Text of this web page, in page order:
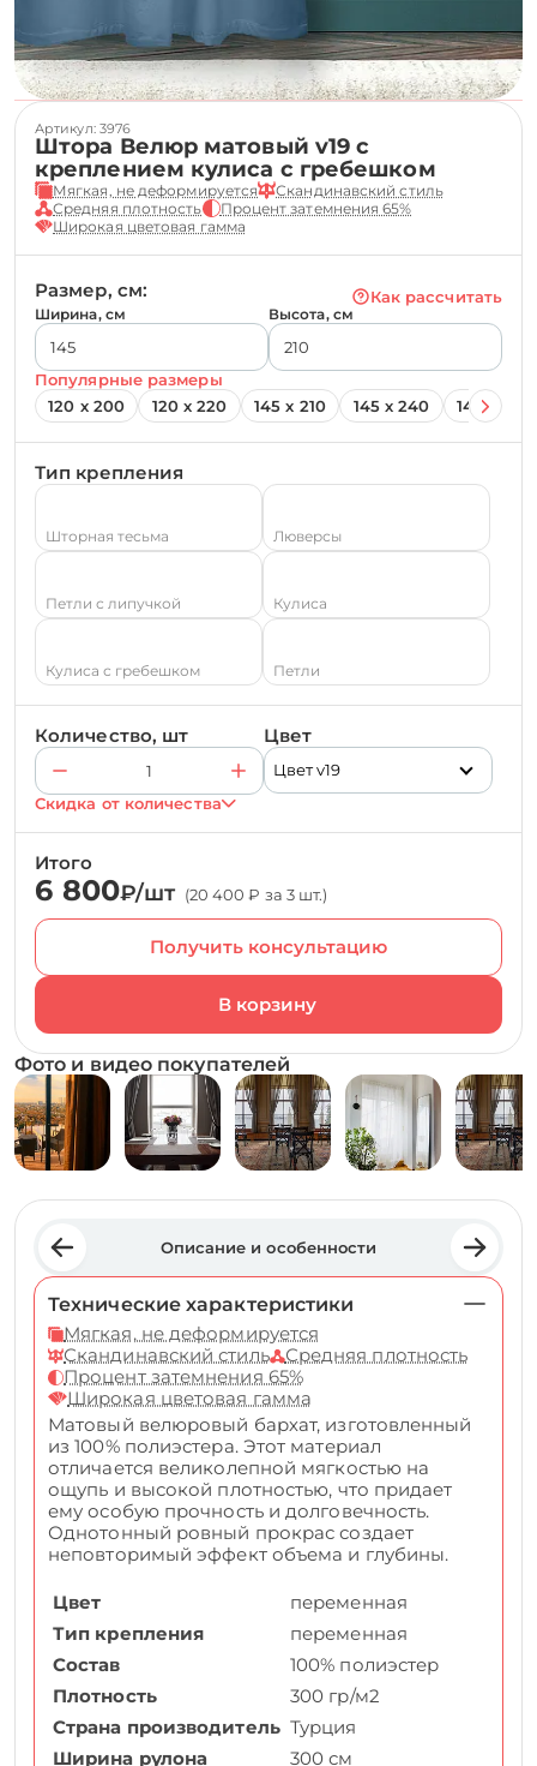
Артикул: 3976
Штора Велюр матовый v19 с
креплением кулиса с гребешком
Мягкая, не деформируется
Скандинавский стиль
Средняя плотность
Процент затемнения 65%
Широкая цветовая гамма
Размер, см: Как рассчитать
Ширина, см Высота, см
Популярные размеры
120 х 200
120 х 220 145 х 210 145 х 240 145 х 260
Тип крепления
Шторная тесьма Люверсы
Петли с липучкой Кулиса
Кулиса с гребешком Петли
Количество, шт Цвет
Цвет v19
Скидка от количества
Итого
6 800₽/шт (20 400 ₽ за 3 шт.)
Получить консультацию
Фото и видео покупателей
Описание и особенности
Технические характеристики
Мягкая, не деформируется
Скандинавский стиль
Средняя плотность
Процент затемнения 65%
Широкая цветовая гамма
Матовый велюровый бархат, изготовленный
из 100% полиэстера. Этот материал
отличается великолепной мягкостью на
ощупь и высокой плотностью, что придает
ему особую прочность и долговечность.
Однотонный ровный прокрас создает
неповторимый эффект объема и глубины.
Цвет
переменная
Тип крепления
переменная
Состав
100% полиэстер
Плотность
300 гр/м2
Страна производитель Турция
Ширина рулона
300 см